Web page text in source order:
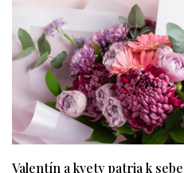
Valentín a kvety patria k